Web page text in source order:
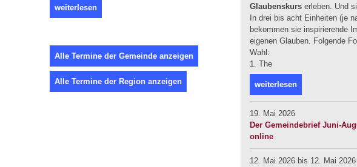
weiterlesen
Alle Termine der Gemeinde anzeigen
Alle Termine der Region anzeigen
Glaubenskurs erleben. Und
In drei bis acht Einheiten (je
bekommen sie inspirierende
eigenen Glauben. Folgende
Wahl:
1. The
weiterlesen
19. Mai 2026
Der Gemeindebrief Juni-
online
12. Mai 2026 bis 12. Mai 2026